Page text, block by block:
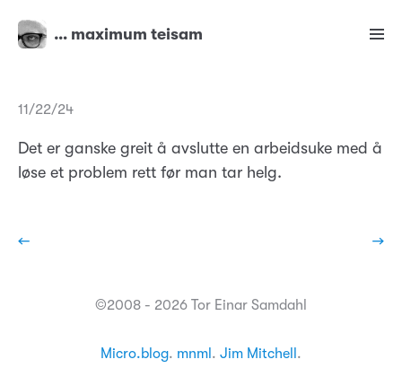
… maximum teisam
11/22/24
Det er ganske greit å avslutte en arbeidsuke med å
løse et problem rett før man tar helg.
← →
©2008 - 2026 Tor Einar Samdahl
Micro.blog. mnml . Jim Mitchell .